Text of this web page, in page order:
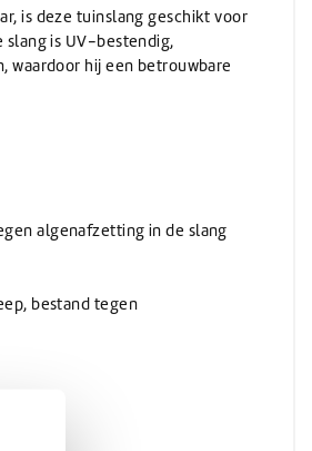
is deze tuinslang geschikt voor
slang is UV-bestendig,
waardoor hij een betrouwbare
algenafzetting in de slang
bestand tegen